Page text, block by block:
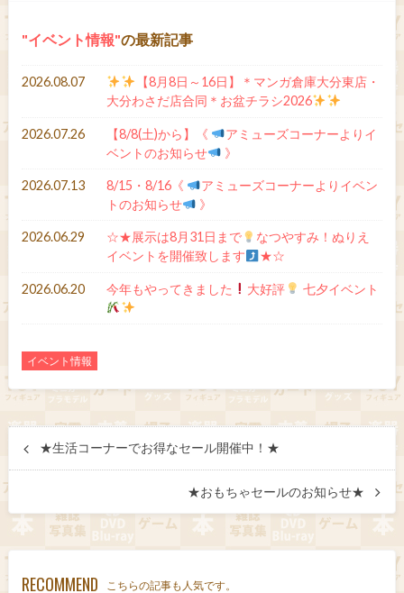
イベント情報 の最新記事
2026.08.07
【8月8日～16日】＊マンガ倉庫大分東店・
大分わさだ店合同＊お盆チラシ2026
2026.07.26 【8/8(土)から】《
アミューズコーナーよりイ
ベントのお知らせ
》
2026.07.13 8/15・8/16《
アミューズコーナーよりイベン
トのお知らせ
》
2026.06.29 ☆★展示は8月31日まで
なつやすみ！ぬりえ
イベントを開催致します
★☆
2026.06.20 今年もやってきました 大好評 七夕イベント
イベント情報
★生活コーナーでお得なセール開催中！★
★おもちゃセールのお知らせ★
RECOMMEND こちらの記事も人気です。